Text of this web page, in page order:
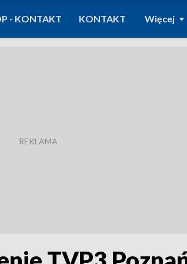
- KONTAKT KONTAKT Więcej